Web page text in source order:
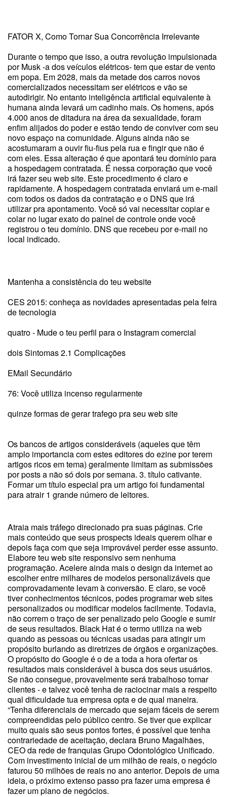
FATOR X, Como Tornar Sua Concorrência Irrelevante
Durante o tempo que isso, a outra revolução impulsionada
por Musk -a dos veículos elétricos- tem que estar de vento
em popa. Em 2028, mais da metade dos carros novos
comercializados necessitam ser elétricos e vão se
autodirigir. No entanto inteligência artificial equivalente à
humana ainda levará um cadinho mais. Os homens, após
4.000 anos de ditadura na área da sexualidade, foram
enfim alijados do poder e estão tendo de conviver com seu
novo espaço na comunidade. Alguns ainda não se
acostumaram a ouvir fiu-fius pela rua e fingir que não é
com eles. Essa alteração é que apontará teu domínio para
a hospedagem contratada. É nessa corporação que você
irá fazer seu web site. Este procedimento é claro e
rapidamente. A hospedagem contratada enviará um e-mail
com todos os dados da contratação e o DNS que irá
utilizar pra apontamento. Você só vai necessitar copiar e
colar no lugar exato do painel de controle onde você
registrou o teu domínio. DNS que recebeu por e-mail no
local indicado.
Mantenha a consistência do teu website
CES 2015: conheça as novidades apresentadas pela feira
de tecnologia
quatro - Mude o teu perfil para o Instagram comercial
dois Sintomas 2.1 Complicações
EMail Secundário
76: Você utiliza incenso regularmente
quinze formas de gerar trafego pra seu web site
Os bancos de artigos consideráveis (aqueles que têm
amplo importancia com estes editores do ezine por terem
artigos ricos em tema) geralmente limitam as submissões
por posts a não só dois por semana. 3. título cativante.
Formar um título especial pra um artigo foi fundamental
para atrair 1 grande número de leitores.
Atraia mais tráfego direcionado pra suas páginas. Crie
mais conteúdo que seus prospects ideais querem olhar e
depois faça com que seja improvável perder esse assunto.
Elabore teu web site responsivo sem nenhuma
programação. Acelere ainda mais o design da internet ao
escolher entre milhares de modelos personalizáveis que
comprovadamente levam à conversão. E claro, se você
tiver conhecimentos técnicos, podes programar web sites
personalizados ou modificar modelos facilmente. Todavia,
não correm o traço de ser penalizado pelo Google e sumir
de seus resultados. Black Hat é o termo utiliza na web
quando as pessoas ou técnicas usadas para atingir um
propósito burlando as diretrizes de órgãos e organizações.
O propósito do Google é o de a toda a hora ofertar os
resultados mais considerável à busca dos seus usuários.
Se não consegue, provavelmente será trabalhoso tomar
clientes - e talvez você tenha de raciocinar mais a respeito
qual dificuldade tua empresa opta e de qual maneira.
“Tenha diferenciais de mercado que sejam fáceis de serem
compreendidas pelo público centro. Se tiver que explicar
muito quais são seus pontos fortes, é possível que tenha
contrariedade de aceitação, declara Bruno Magalhães,
CEO da rede de franquias Grupo Odontológico Unificado.
Com investimento inicial de um milhão de reais, o negócio
faturou 50 milhões de reais no ano anterior. Depois de uma
ideia, o próximo extenso passo pra fazer uma empresa é
fazer um plano de negócios.